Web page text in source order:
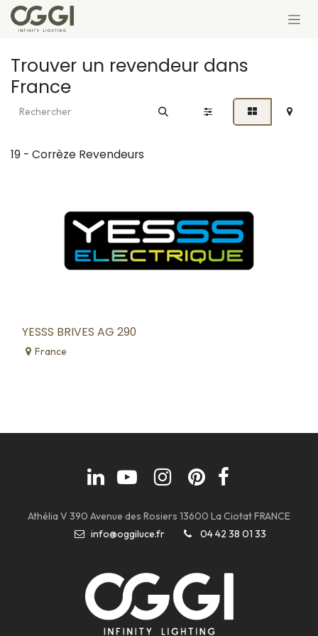
Se rendre au contenu
Trouver un revendeur dans
France
19 - Corrèze Revendeurs
YESSS BRIVES AG 290
France
Athélia V 390 Avenue des Rosiers 13600 La Ciotat FRANCE
info@oggiluce.fr
04 42 38 01 33